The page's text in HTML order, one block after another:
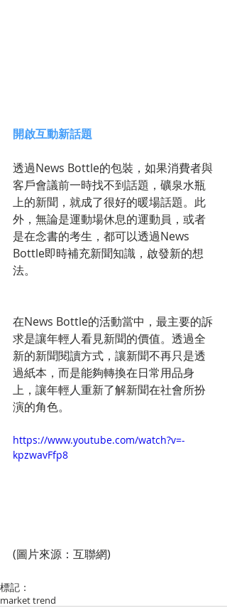
開啟互動新話題
透過News Bottle的包裝，如果消費者與
客戶會議前一時找不到話題，礦泉水瓶
上的新聞，就成了很好的暖場話題。此
外，無論是運動場休息的運動員，或者
是在念書的考生，都可以透過News
Bottle即時補充新聞知識，啟發新的想
法。
在News Bottle的活動當中，最主要的訴
求是讓年輕人看見新聞的價值。透過全
新的新聞閱讀方式，讓新聞不再只是透
過紙本，而是能夠轉換在日常用品身
上，讓年輕人重新了解新聞在社會所扮
演的角色。
https://www.youtube.com/watch?v=-
kpzwavFfp8
(圖片來源：互聯網)
標記：
market trend